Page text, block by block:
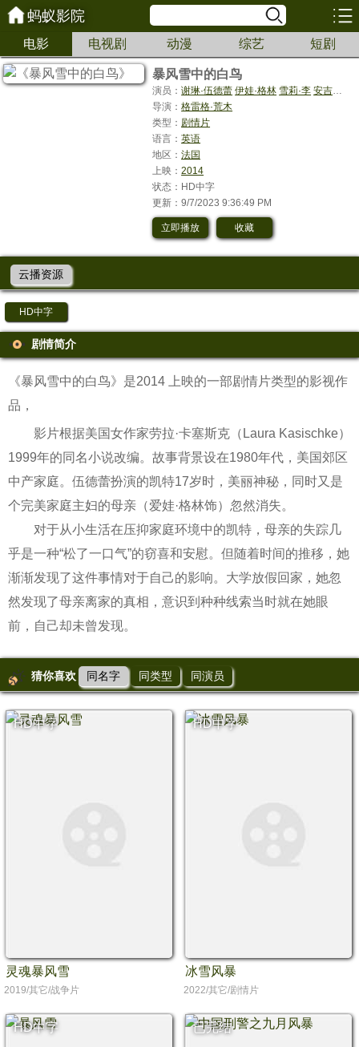
蚂蚁影院
电影 电视剧 动漫 综艺 短剧
暴风雪中的白鸟
演员：谢琳·伍德蕾 伊娃·格林 雪莉·李 安吉拉·贝塞特
导演：格雷格·荒木
类型： 剧情片
语言：英语
地区：法国
上映：2014
状态：HD中字
更新：9/7/2023 9:36:49 PM
立即播放 收藏
云播资源
HD中字
剧情简介
《暴风雪中的白鸟》是2014 上映的一部剧情片类型的影视作
品，
影片根据美国女作家劳拉·卡塞斯克（Laura Kasischke）
1999年的同名小说改编。故事背景设在1980年代，美国郊区
中产家庭。伍德蕾扮演的凯特17岁时，美丽神秘，同时又是
个完美家庭主妇的母亲（爱娃·格林饰）忽然消失。
对于从小生活在压抑家庭环境中的凯特，母亲的失踪几
乎是一种“松了一口气”的窃喜和安慰。但随着时间的推移，她
渐渐发现了这件事情对于自己的影响。大学放假回家，她忽
然发现了母亲离家的真相，意识到种种线索当时就在她眼
前，自己却未曾发现。
猜你喜欢 同名字 同类型 同演员
HD中字
灵魂暴风雪
2019/其它/战争片
HD中字
冰雪风暴
2022/其它/剧情片
HD中字 已完结